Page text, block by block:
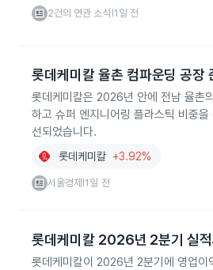
2건의 연관 소식 1일 전
롯데케미칼 율촌 컴파운딩 공장
롯데케미칼은 2026년 안에 전남 율촌
하고 슈퍼 엔지니어링 플라스틱 비중
선되었습니다.
롯데케미칼 +3.92%
서울경제 |1일 전
롯데케미칼 2026년 2분기 실
롯데케미칼이 2026년 2분기에 영업